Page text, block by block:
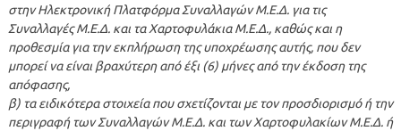
στην Ηλεκτρονική Πλατφόρμα Συναλλαγών Μ.Ε.Δ. για τις
Συναλλαγές Μ.Ε.Δ. και τα Χαρτοφυλάκια Μ.Ε.Δ., καθώς και η
προθεσμία για την εκπλήρωση της υποχρέωσης αυτής, που δεν
μπορεί να είναι βραχύτερη από έξι (6) μήνες από την έκδοση της
απόφασης,
β) τα ειδικότερα στοιχεία που σχετίζονται με τον προσδιορισμό ή την
περιγραφή των Συναλλαγών Μ.Ε.Δ. και των Χαρτοφυλακίων Μ.Ε.Δ. ή